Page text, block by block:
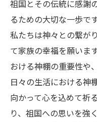
祖国とその伝統に感謝
るための大切な一歩で
私たちは神々との繋が
て家族の幸福を願いま
おける神棚の重要性や
日々の生活における神
向かって心を込めて祈
り、祖国への思いを強